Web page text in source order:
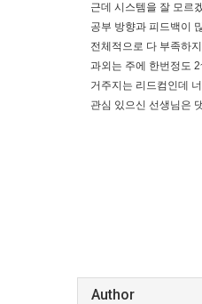
근데 시스템을 잘 모르
공부 방향과 피드백이
전체적으로 다 부족하
과외는 주에 한번정도
거주지는 리드컴인데
관심 있으신 선생님은
Author